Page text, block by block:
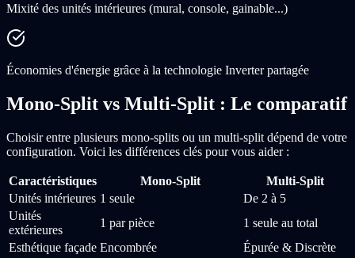
Mixité des unités intérieures (mural, console, gainable...)
Économies d'énergie grâce à la technologie Inverter partagée
Mono-Split vs Multi-Split : Le comparatif
Choisir entre plusieurs mono-splits ou un multi-split dépend de votre
configuration. Voici les différences clés pour vous aider :
Caractéristiques Mono-Split
Multi-Split
Unités intérieures 1 seule
De 2 à 5
Unités
extérieures
1 par pièce
1 seule au total
Esthétique façade Encombrée
Épurée & Discrète